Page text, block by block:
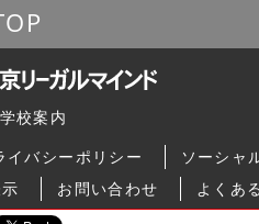
校案内
イバシーポリシー ソーシャ
お問い合わせ よくあ